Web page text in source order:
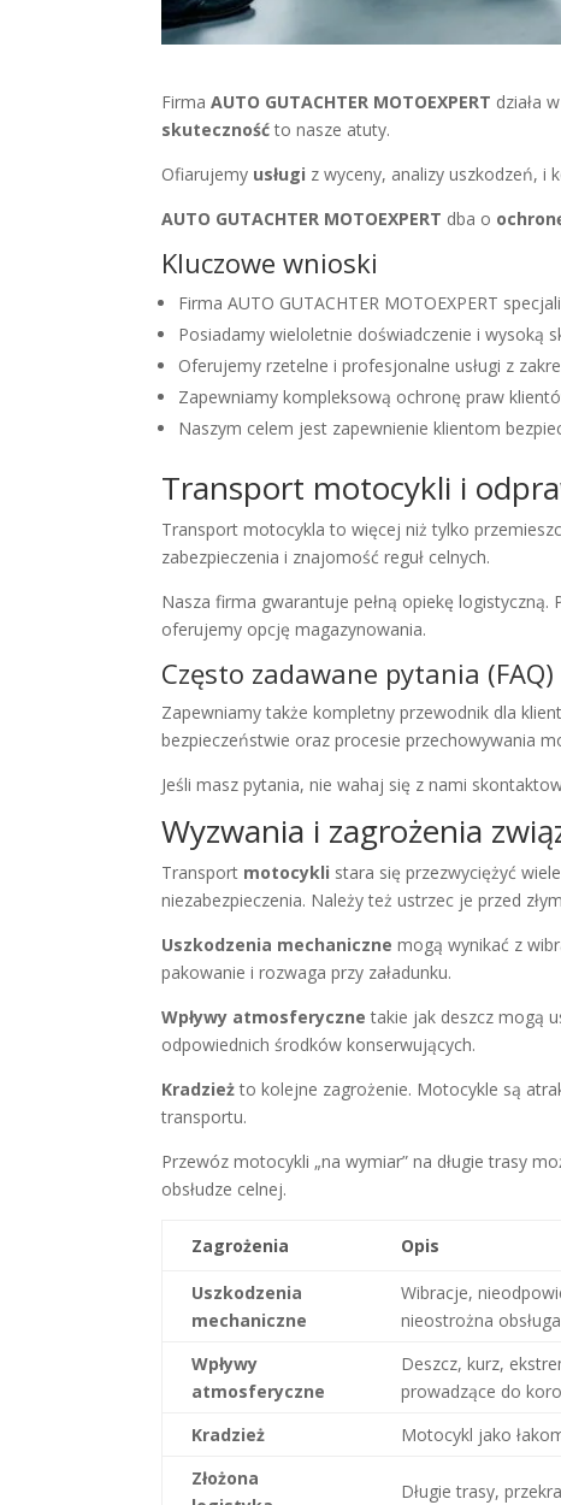
FirmaAUTO GUTACHTER MOTOEXPERT działa
skutecznośćto nasze atuty.
Ofiarujemy usługi z wyceny, analizy uszkodzeń,
AUTO GUTACHTER MOTOEXPERT dba o
Kluczowe wnioski
Firma AUTO GUTACHTER MOTOEXPERT
Posiadamy wieloletnie doświadczenie i wysoką
Oferujemy rzetelne i profesjonalne usługi z
Zapewniamy kompleksową ochronę praw
Naszym celem jest zapewnienie klientom
Transport motocykli i
Transport motocykla to więcej niż tylko
zabezpieczenia i znajomość reguł celnych.
Nasza firma gwarantuje pełną opiekę
oferujemy opcję magazynowania.
Często zadawane pytania (FAQ)
Zapewniamy także kompletny przewodnik dla
bezpieczeństwie oraz procesie przechowywania
Jeśli masz pytania, nie wahaj się z nami
Wyzwania i zagrożenia
Transport motocykli stara się przezwyciężyć
niezabezpieczenia. Należy też ustrzec je przed
Uszkodzenia mechaniczne mogą wynikać z
pakowanie i rozwaga przy załadunku.
Wpływy atmosferyczne takie jak deszcz mogą
odpowiednich środków konserwujących.
Kradzieżto kolejne zagrożenie. Motocykle są
transportu.
Przewóz motocykli „na wymiar” na długie trasy
obsłudze celnej.
Zagrożenia Opis
Uszkodzenia
mechaniczne
Wibracje,
nieostrożna obsługa
Wpływy
atmosferyczne
Deszcz, kurz,
prowadzące do
Kradzież
Motocykl jako
Złożona
Długie trasy,